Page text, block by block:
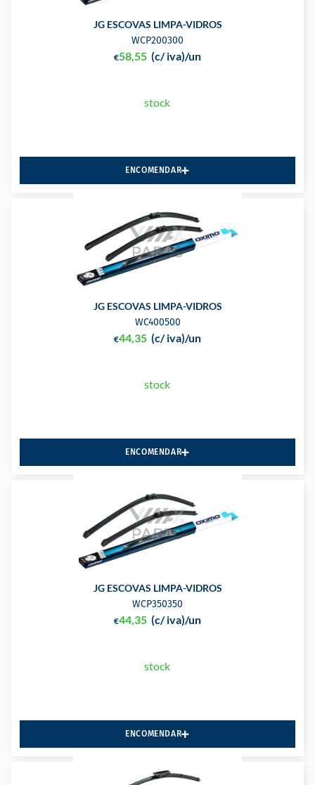
JG ESCOVAS LIMPA-VIDROS
WCP200300
€58,55 (c/ iva)/un
stock
ENCOMENDAR
JG ESCOVAS LIMPA-VIDROS
WC400500
€44,35 (c/ iva)/un
stock
ENCOMENDAR
JG ESCOVAS LIMPA-VIDROS
WCP350350
€44,35 (c/ iva)/un
stock
ENCOMENDAR